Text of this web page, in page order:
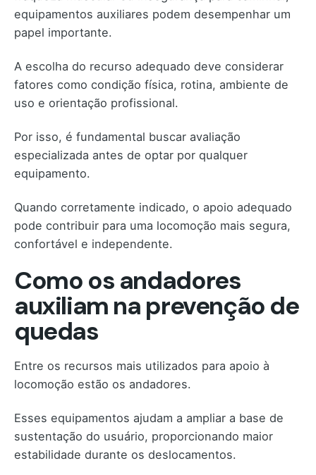
equipamentos auxiliares podem desempenhar um
papel importante.
A escolha do recurso adequado deve considerar
fatores como condição física, rotina, ambiente de
uso e orientação profissional.
Por isso, é fundamental buscar avaliação
especializada antes de optar por qualquer
equipamento.
Quando corretamente indicado, o apoio adequado
pode contribuir para uma locomoção mais segura,
confortável e independente.
Como os andadores
auxiliam na prevenção de
quedas
Entre os recursos mais utilizados para apoio à
locomoção estão os andadores.
Esses equipamentos ajudam a ampliar a base de
sustentação do usuário, proporcionando maior
estabilidade durante os deslocamentos.